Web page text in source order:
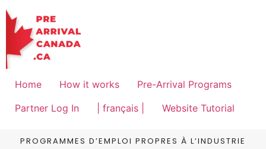
Home How it works
Pre-Arrival Programs
Partner Log In
| français | Website Tutorial
PROGRAMMES D’EMPLOI PROPRES À L’INDUSTRIE